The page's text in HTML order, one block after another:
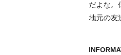
だよな。
地元の友